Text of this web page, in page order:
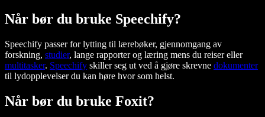
Når bør du bruke Speechify?
Speechify passer for lytting til lærebøker, gjennomgang av
forskning, studier, lange rapporter og læring mens du reiser eller
multitasker. Speechify skiller seg ut ved å gjøre skrevne dokumenter
til lydopplevelser du kan høre hvor som helst.
Når bør du bruke Foxit?